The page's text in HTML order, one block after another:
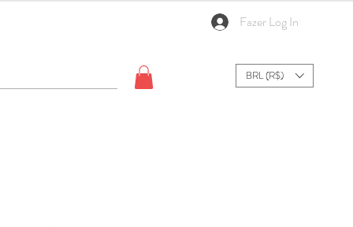
Fazer Log In
BRL (R$)